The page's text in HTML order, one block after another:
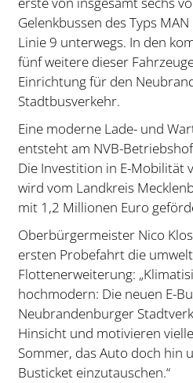
Gelenkbussen des Typs
Linie 9 unterwegs. In den
fünf weitere dieser
Einrichtung für den
Stadtbusverkehr.
Eine moderne Lade- und
entsteht am NVB-
Die Investition in E-Mobilität
wird vom Landkreis
mit 1,2 Millionen Euro
Oberbürgermeister Nico
ersten Probefahrt die
Flottenerweiterung:
hochmodern: Die neuen E-
Neubrandenburger
Hinsicht und motivieren
Sommer, das Auto doch hin
Busticket einzutauschen.“